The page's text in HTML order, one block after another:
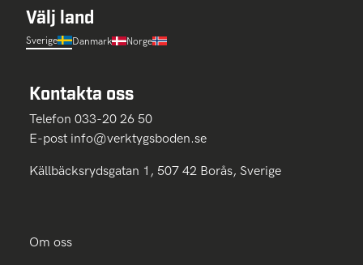
Välj land
Sverige Danmark Norge
Kontakta oss
Telefon 033-20 26 50
E-post info@verktygsboden.se
Källbäcksrydsgatan 1, 507 42 Borås, Sverige
Om oss